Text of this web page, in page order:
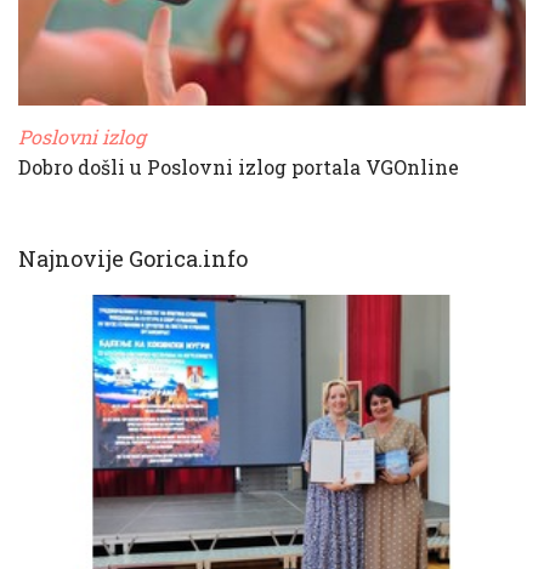
Poslovni izlog
Dobro došli u Poslovni izlog portala VGOnline
Najnovije Gorica.info